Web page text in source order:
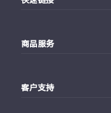
订单查询
商品服务
客户支持